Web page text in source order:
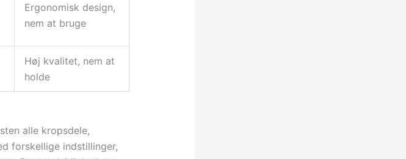
Ergonomisk design,
nem at bruge
Høj kvalitet, nem at
holde
alle kropsdele,
forskellige indstillinger,